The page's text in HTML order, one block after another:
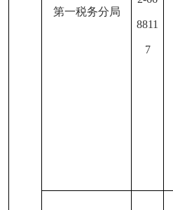
第一税务分局
8811
7